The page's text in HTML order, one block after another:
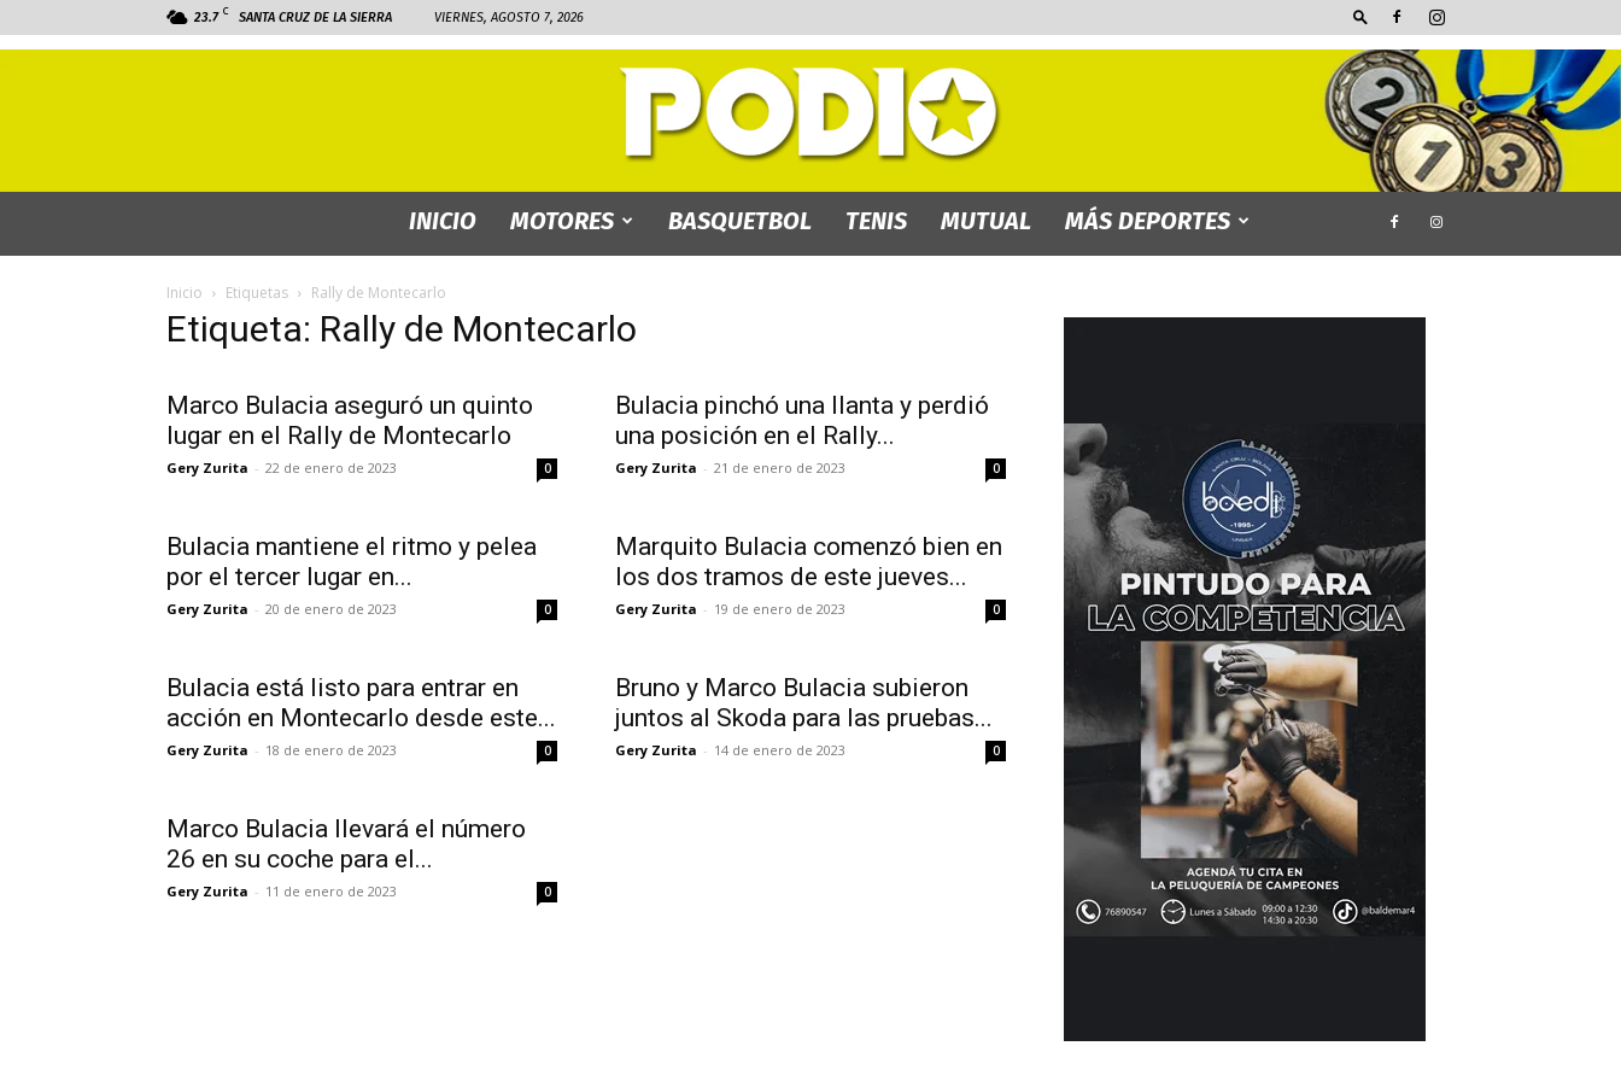
23.7 C SANTA CRUZ DE LA SIERRA VIERNES, AGOSTO 7, 2026
INICIO MOTORES BASQUETBOL TENIS MUTUAL MÁS DEPORTES
Inicio Etiquetas Rally de Montecarlo
Etiqueta: Rally de Montecarlo
Marco Bulacia aseguró un quinto
lugar en el Rally de Montecarlo
Gery Zurita - 22 de enero de 2023 0
Bulacia pinchó una llanta y perdió
una posición en el Rally...
Gery Zurita - 21 de enero de 2023 0
Bulacia mantiene el ritmo y pelea
por el tercer lugar en...
Gery Zurita - 20 de enero de 2023 0
Marquito Bulacia comenzó bien en
los dos tramos de este jueves...
Gery Zurita - 19 de enero de 2023 0
Bulacia está listo para entrar en
acción en Montecarlo desde este...
Gery Zurita - 18 de enero de 2023 0
Bruno y Marco Bulacia subieron
juntos al Skoda para las pruebas...
Gery Zurita - 14 de enero de 2023 0
Marco Bulacia llevará el número
26 en su coche para el...
Gery Zurita - 11 de enero de 2023 0